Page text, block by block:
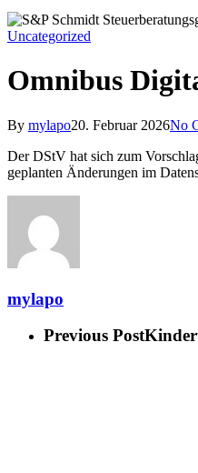
Uncategorized
Omnibus
By mylapo20. Februar 2026No
Der DStV hat sich zum
geplanten Änderungen im
mylapo
Previous Post